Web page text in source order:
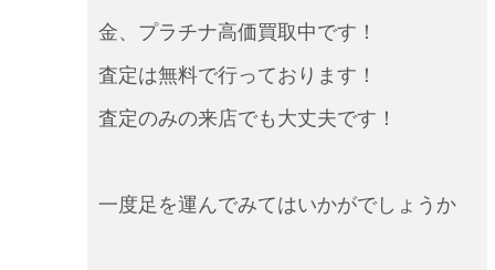
金、プラチナ高価買取中です！
査定は無料で行っております！
査定のみの来店でも大丈夫です！
一度足を運んでみてはいかがでしょうか